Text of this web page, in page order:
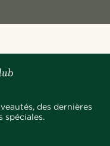
des dernières
spéciales.